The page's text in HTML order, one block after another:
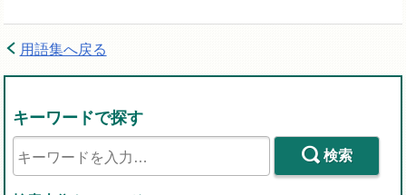
用語集へ戻る
キーワードで探す
検索